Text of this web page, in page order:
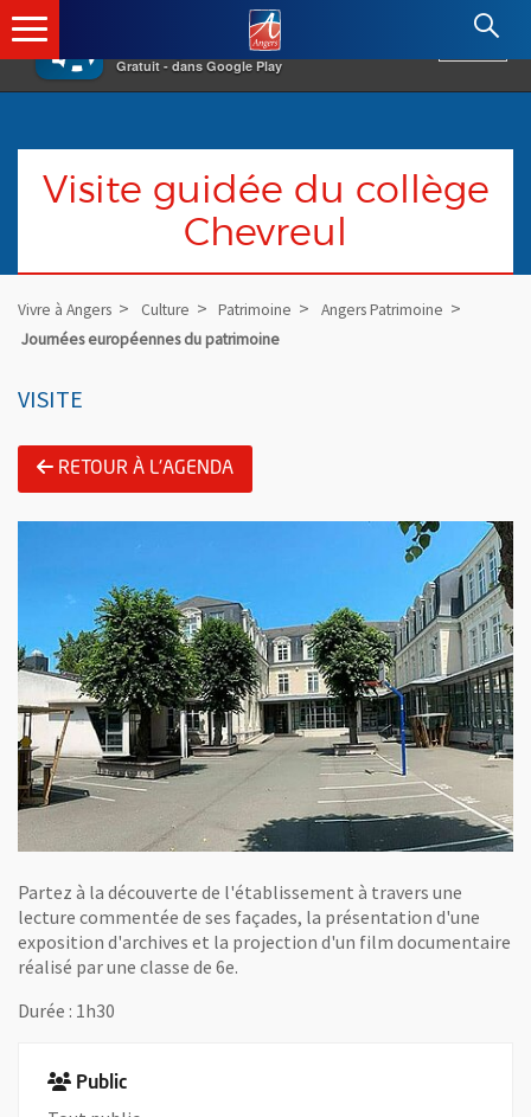
×
Gratuit - dans Google Play
Angers.fr : Retour à l'accueil
Visite guidée du collège
Chevreul
Vivre à Angers Culture Patrimoine
Angers Patrimoine
Journées européennes du patrimoine
VISITE
RETOUR À L'AGENDA
Partez à la découverte de l'établissement à travers une
lecture commentée de ses façades, la présentation d'une
exposition d'archives et la projection d'un film documentaire
réalisé par une classe de 6e.
Durée : 1h30
Public